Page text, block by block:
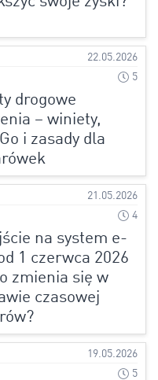
22.05.2026
5
drogowe
– winiety,
i zasady dla
21.05.2026
4
na system e-
1 czerwca 2026
zmienia się w
czasowej
19.05.2026
5